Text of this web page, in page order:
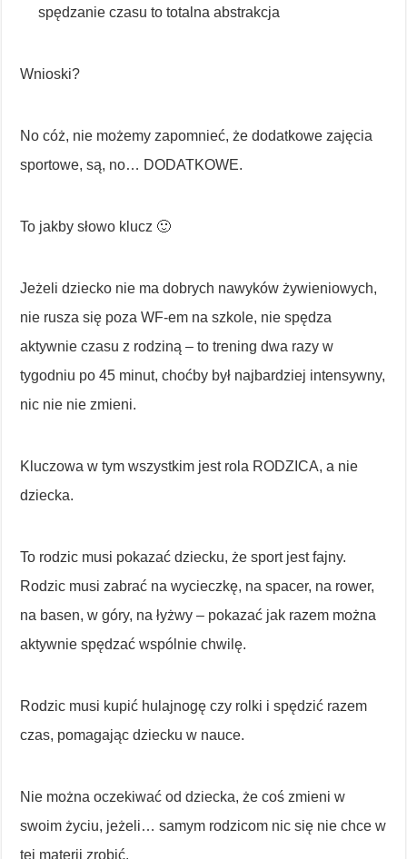
spędzanie czasu to totalna abstrakcja
Wnioski?
No cóż, nie możemy zapomnieć, że dodatkowe zajęcia
sportowe, są, no… DODATKOWE.
To jakby słowo klucz 🙂
Jeżeli dziecko nie ma dobrych nawyków żywieniowych,
nie rusza się poza WF-em na szkole, nie spędza
aktywnie czasu z rodziną – to trening dwa razy w
tygodniu po 45 minut, choćby był najbardziej intensywny,
nic nie nie zmieni.
Kluczowa w tym wszystkim jest rola RODZICA, a nie
dziecka.
To rodzic musi pokazać dziecku, że sport jest fajny.
Rodzic musi zabrać na wycieczkę, na spacer, na rower,
na basen, w góry, na łyżwy – pokazać jak razem można
aktywnie spędzać wspólnie chwilę.
Rodzic musi kupić hulajnogę czy rolki i spędzić razem
czas, pomagając dziecku w nauce.
Nie można oczekiwać od dziecka, że coś zmieni w
swoim życiu, jeżeli… samym rodzicom nic się nie chce w
tej materii zrobić.